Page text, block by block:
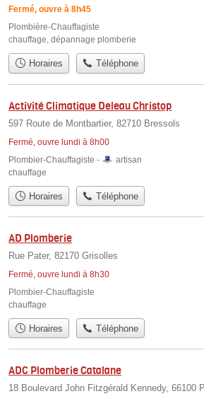
Fermé, ouvre à 8h45
Plombière-Chauffagiste
chauffage, dépannage plomberie
Horaires Téléphone
Activité Climatique Deleau Christop
597 Route de Montbartier, 82710 Bressols
Fermé, ouvre lundi à 8h00
Plombier-Chauffagiste -
artisan
chauffage
Horaires Téléphone
AD Plomberie
Rue Pater, 82170 Grisolles
Fermé, ouvre lundi à 8h30
Plombier-Chauffagiste
chauffage
Horaires Téléphone
ADC Plomberie Catalane
18 Boulevard John Fitzgérald Kennedy, 66100